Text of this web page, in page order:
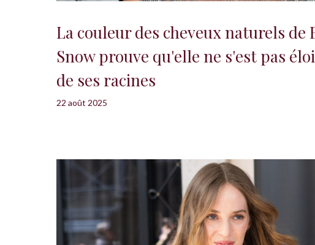
La couleur des cheveux naturels de
Snow prouve qu'elle ne s'est pas
de ses racines
22 août 2025